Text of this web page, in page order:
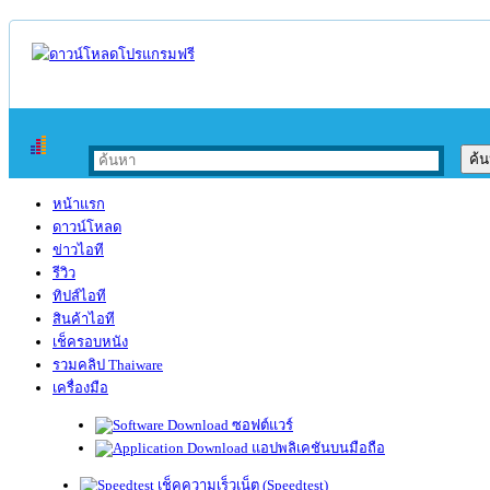
หน้าแรก
ดาวน์โหลด
ข่าวไอที
รีวิว
ทิปส์ไอที
สินค้าไอที
เช็ครอบหนัง
รวมคลิป Thaiware
เครื่องมือ
ซอฟต์แวร์
แอปพลิเคชันบนมือถือ
เช็คความเร็วเน็ต (Speedtest)